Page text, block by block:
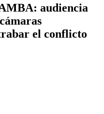
audiencia
el conflicto